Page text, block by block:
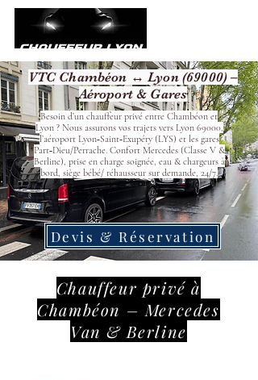
VTC Chambéon ↔ Lyon (69000) –
Aéroport & Gares
Besoin d’un chauffeur privé entre Chambéon et
Lyon ? Nous assurons vos trajets vers Lyon 69000,
l’aéroport Lyon‑Saint‑Exupéry (LYS) et les gares
Part‑Dieu/Perrache. Confort Mercedes (Classe V &
Berline), prise en charge soignée, eau & chargeurs à
bord, siège bébé/ réhausseur sur demande, 24/7.
Devis & Réservation
Chauffeur privé à
Chambéon – Mercedes
Van & Berline